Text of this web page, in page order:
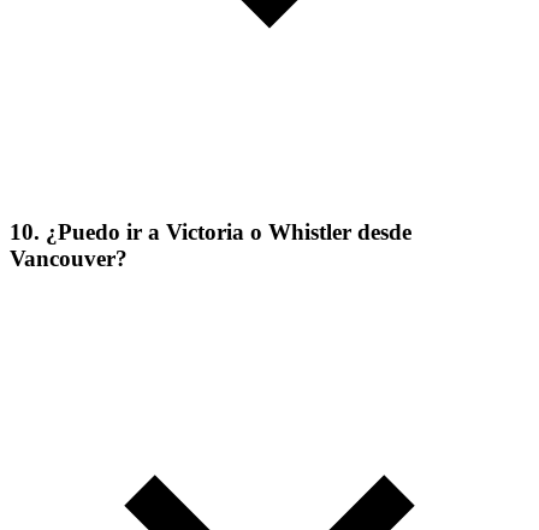
10. ¿Puedo ir a Victoria o Whistler desde
Vancouver?